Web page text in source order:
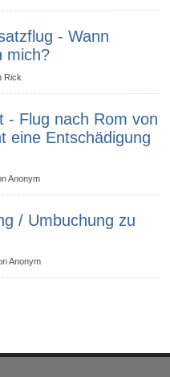
- Wann
mich?
Rick
- Flug nach Rom von
eine Entschädigung
Anonym
/ Umbuchung zu
Anonym